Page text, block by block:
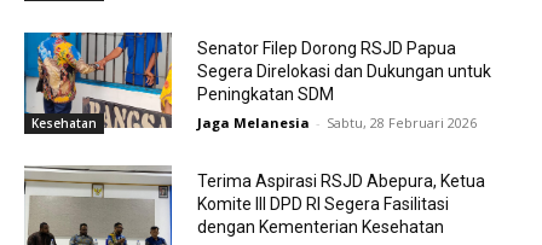
Kesehatan
Senator Filep Dorong RSJD Papua
Segera Direlokasi dan Dukungan untuk
Peningkatan SDM
Jaga Melanesia - Sabtu, 28 Februari 2026
Terima Aspirasi RSJD Abepura, Ketua
Komite III DPD RI Segera Fasilitasi
dengan Kementerian Kesehatan